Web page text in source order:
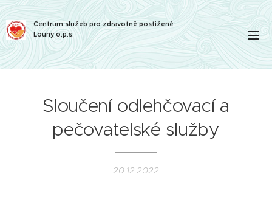
Centrum služeb pro zdravotně postižené
Louny o.p.s.
Sloučení odlehčovací a
pečovatelské služby
20.12.2022